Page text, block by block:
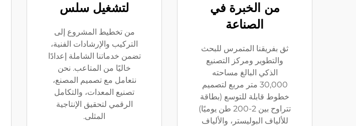
من الخبرة في
الصناعة
ثق بفريقنا المتمرس للبحث
والتطوير ومركز التصنيع
الذكي البالغ مساحته
30,000 متر مربع لتصميم
خطوط قابلة للتوسع (بطاقة
تتراوح بين 2-200 طن يوميًا)
للألياف البوليستر، والألياف
لتشغيل سلس
من تخطيط المشروع إلى
التركيب والإرشادات الفنية،
تضمن خدماتنا الشاملة إعدادًا
خاليًا من المتاعب. نحن
نتعامل مع تصميم المصنع،
تصنيع المعدات، والتكامل
الرقمي لتحقيق الإنتاجية
المثلى.